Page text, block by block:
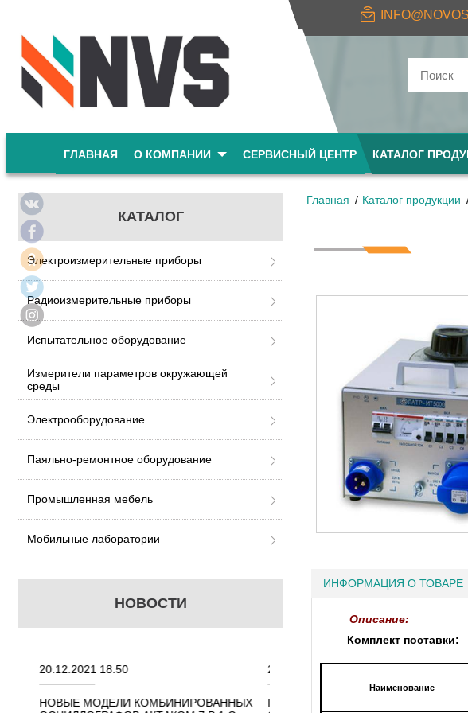
ГЛАВНАЯ О КОМПАНИИ СЕРВИСНЫЙ ЦЕНТР КАТАЛОГ
КАТАЛОГ
Электроизмерительные приборы
Радиоизмерительные приборы
Испытательное оборудование
Измерители параметров окружающей
среды
Электрооборудование
Паяльно-ремонтное оборудование
Промышленная мебель
Мобильные лаборатории
НОВОСТИ
18:50
МОДЕЛИ КОМБИНИРОВАННЫХ
22.11.2021 18:41
ПОРТАТИВНЫЕ КОМБИНИРОВАННЫЕ
Главная Каталог продукции
ИНФОРМАЦИЯ О ТОВАРЕ
Описание:
Комплект поставки:
Наименование